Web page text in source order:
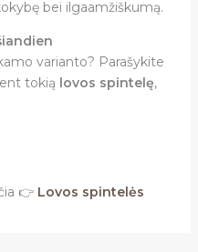
bei ilgaamžiškumą.
varianto? Parašykite
tokią lovos spintelę,
👉 Lovos spintelės